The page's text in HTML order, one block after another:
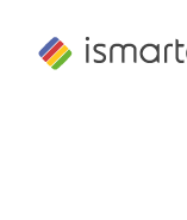
innhold